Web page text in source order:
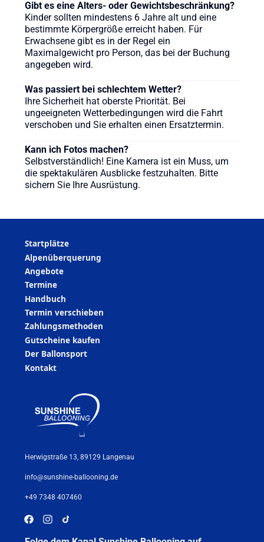
Gibt es eine Alters- oder Gewichtsbeschränkung?
Kinder sollten mindestens 6 Jahre alt und eine
bestimmte Körpergröße erreicht haben. Für
Erwachsene gibt es in der Regel ein
Maximalgewicht pro Person, das bei der Buchung
angegeben wird.
Was passiert bei schlechtem Wetter?
Ihre Sicherheit hat oberste Priorität. Bei
ungeeigneten Wetterbedingungen wird die Fahrt
verschoben und Sie erhalten einen Ersatztermin.
Kann ich Fotos machen?
Selbstverständlich! Eine Kamera ist ein Muss, um
die spektakulären Ausblicke festzuhalten. Bitte
sichern Sie Ihre Ausrüstung.
Startplätze
Alpenüberquerung
Angebote
Termine
Handbuch
Termin verschieben
Zahlungsmethoden
Gutscheine kaufen
Der Ballonsport
Kontakt
Herwigstraße 13, 89129 Langenau
info@sunshine-ballooning.de
+49 7348 407460